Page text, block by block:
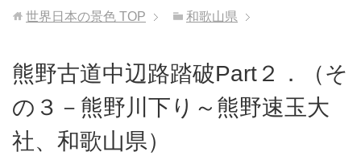
世界日本の景色 TOP 和歌山県
熊野古道中辺路踏破Part２．（そ
の３－熊野川下り～熊野速玉大
社、和歌山県）